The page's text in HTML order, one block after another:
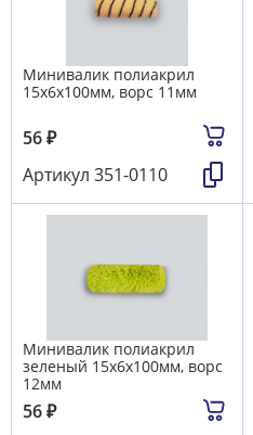
Минивалик полиакрил
15х6х100мм, ворс 11мм
56₽
Артикул 351-0110
Минивалик полиакрил
зеленый 15х6х100мм, ворс
12мм
56₽